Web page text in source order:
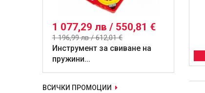
1 077,29 лв / 550,81 €
1 196,99 лв / 612,01 €
Инструмент за свиване на
пружини...
ВСИЧКИ ПРОМОЦИИ